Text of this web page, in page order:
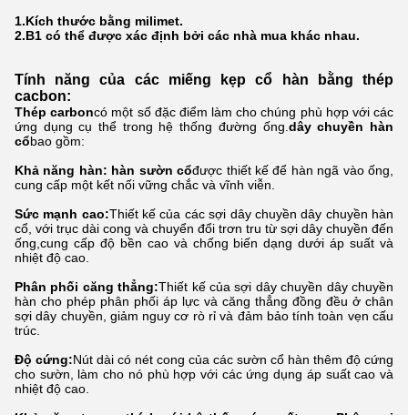
1.Kích thước bằng milimet.
2.B1 có thể được xác định bởi các nhà mua khác nhau.
Tính năng của các miếng kẹp cổ hàn bằng thép
cacbon:
Thép carboncó một số đặc điểm làm cho chúng phù hợp với các
ứng dụng cụ thể trong hệ thống đường ống.dây chuyền hàn
cổbao gồm:
Khả năng hàn: hàn sườn cổđược thiết kế để hàn ngã vào ống,
cung cấp một kết nối vững chắc và vĩnh viễn.
Sức mạnh cao:Thiết kế của các sợi dây chuyền dây chuyền hàn
cổ, với trục dài cong và chuyển đổi trơn tru từ sợi dây chuyền đến
ống,cung cấp độ bền cao và chống biến dạng dưới áp suất và
nhiệt độ cao.
Phân phối căng thẳng:Thiết kế của sợi dây chuyền dây chuyền
hàn cho phép phân phối áp lực và căng thẳng đồng đều ở chân
sợi dây chuyền, giảm nguy cơ rò rỉ và đảm bảo tính toàn vẹn cấu
trúc.
Độ cứng:Nút dài có nét cong của các sườn cổ hàn thêm độ cứng
cho sườn, làm cho nó phù hợp với các ứng dụng áp suất cao và
nhiệt độ cao.